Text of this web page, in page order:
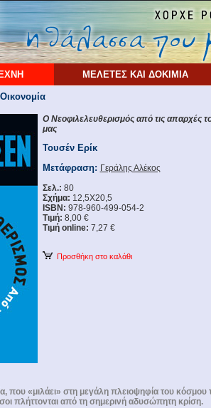
ΜΕΛΕΤΕΣ ΚΑΙ ΔΟΚΙΜΙΑ
Ο Νεοφιλελευθερισμός από τις απαρχές
μας
Τουσέν Ερίκ
Μετάφραση: Γεράλης Αλέκος
Σελ.: 80
Σχήμα: 12,5X20,5
ISBN: 978-960-499-054-2
Τιμή: 8,00 €
Τιμή online: 7,27 €
Προσθήκη στο καλάθι
που «μιλάει» στη μεγάλη πλειοψηφία του κόσμου
πλήττονται από τη σημερινή αδυσώπητη κρίση.